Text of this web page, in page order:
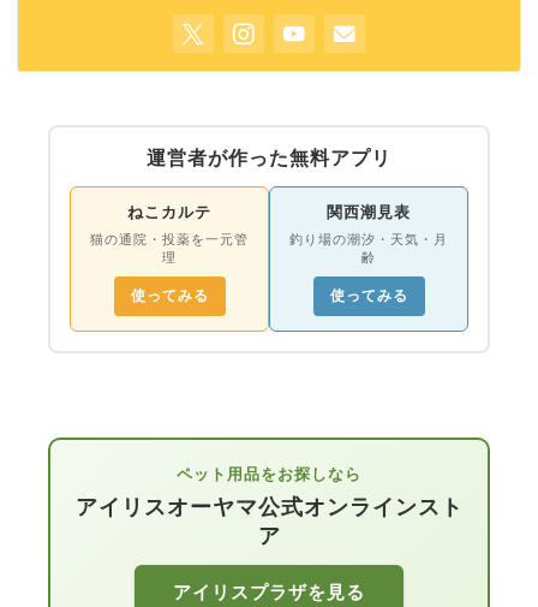
運営者が作った無料アプリ
ねこカルテ
猫の通院・投薬を一元管
理
使ってみる
関西潮見表
釣り場の潮汐・天気・月
齢
使ってみる
ペット用品をお探しなら
アイリスオーヤマ公式オンラインスト
ア
アイリスプラザを見る